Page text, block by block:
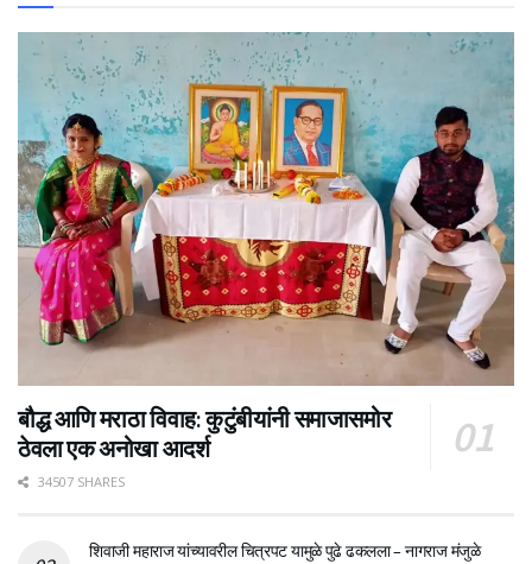
बौद्ध आणि मराठा विवाह: कुटुंबीयांनी समाजासमोर
ठेवला एक अनोखा आदर्श
34507 SHARES
शिवाजी महाराज यांच्यावरील चित्रपट यामुळे पुढे ढकलला – नागराज मंजुळे